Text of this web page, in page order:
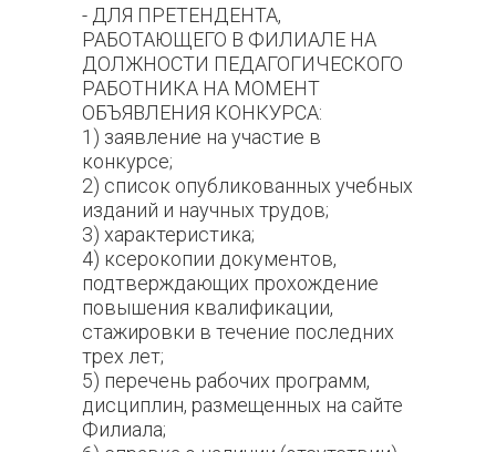
- ДЛЯ ПРЕТЕНДЕНТА,
РАБОТАЮЩЕГО В ФИЛИАЛЕ НА
ДОЛЖНОСТИ ПЕДАГОГИЧЕСКОГО
РАБОТНИКА НА МОМЕНТ
ОБЪЯВЛЕНИЯ КОНКУРСА:
1) заявление на участие в
конкурсе;
2) список опубликованных учебных
изданий и научных трудов;
3) характеристика;
4) ксерокопии документов,
подтверждающих прохождение
повышения квалификации,
стажировки в течение последних
трех лет;
5) перечень рабочих программ,
дисциплин, размещенных на сайте
Филиала;